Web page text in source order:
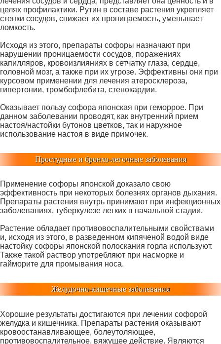
целях профилактики. Рутин в составе растения укрепляет
стенки сосудов, снижает их проницаемость, уменьшает
ломкость.
Исходя из этого, препараты софоры назначают при
нарушении проницаемости сосудов, поражениях
капилляров, кровоизлияниях в сетчатку глаза, сердце,
головной мозг, а также при их угрозе. Эффективны они при
курсовом применении для лечения атеросклероза,
гипертонии, тромбофлебита, стенокардии.
Оказывает пользу софора японская при геморрое. При
данном заболевании проводят, как внутренний прием
настоя/настойки бутонов цветков, так и наружное
использование настоя в виде примочек.
Простудные и бронхо-легочные заболевания
Применение софоры японской доказало свою
эффективность при некоторых болезнях органов дыхания.
Препараты растения внутрь принимают при инфекционных
заболеваниях, туберкулезе легких в начальной стадии.
Растение обладает противовоспалительными свойствами
и, исходя из этого, в разведенном кипяченой водой виде
настойку софоры японской полоскания горла используют.
Также такой раствор употребляют при насморке и
гайморите для промывания носа.
Желудочно-кишечные заболевания
Хорошие результаты достигаются при лечении софорой
желудка и кишечника. Препараты растения оказывают
кровоостанавливающее, болеутоляющее,
противовоспалительное, вяжущее действие. Являются